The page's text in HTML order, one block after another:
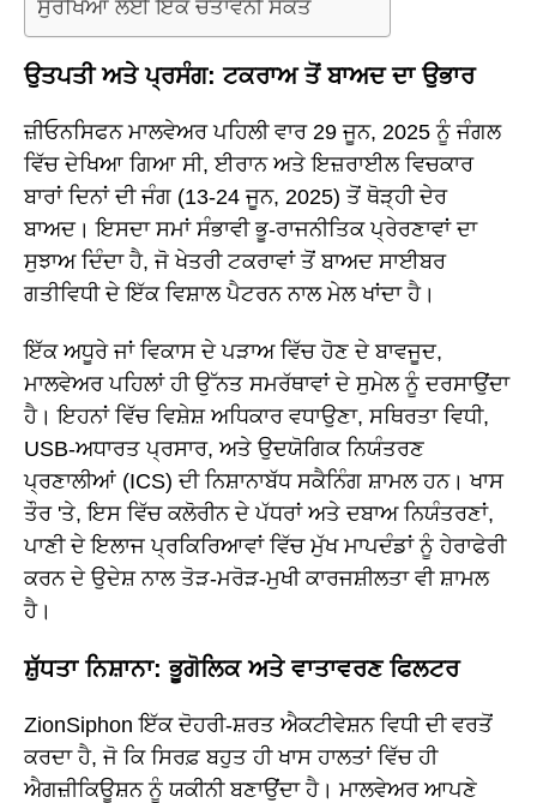
ਸੁਰੱਖਿਆ ਲਈ ਇੱਕ ਚੇਤਾਵਨੀ ਸੰਕੇਤ
ਉਤਪਤੀ ਅਤੇ ਪ੍ਰਸੰਗ: ਟਕਰਾਅ ਤੋਂ ਬਾਅਦ ਦਾ ਉਭਾਰ
ਜ਼ੀਓਨਸਿਫਨ ਮਾਲਵੇਅਰ ਪਹਿਲੀ ਵਾਰ 29 ਜੂਨ, 2025 ਨੂੰ ਜੰਗਲ
ਵਿੱਚ ਦੇਖਿਆ ਗਿਆ ਸੀ, ਈਰਾਨ ਅਤੇ ਇਜ਼ਰਾਈਲ ਵਿਚਕਾਰ
ਬਾਰਾਂ ਦਿਨਾਂ ਦੀ ਜੰਗ (13-24 ਜੂਨ, 2025) ਤੋਂ ਥੋੜ੍ਹੀ ਦੇਰ
ਬਾਅਦ। ਇਸਦਾ ਸਮਾਂ ਸੰਭਾਵੀ ਭੂ-ਰਾਜਨੀਤਿਕ ਪ੍ਰੇਰਣਾਵਾਂ ਦਾ
ਸੁਝਾਅ ਦਿੰਦਾ ਹੈ, ਜੋ ਖੇਤਰੀ ਟਕਰਾਵਾਂ ਤੋਂ ਬਾਅਦ ਸਾਈਬਰ
ਗਤੀਵਿਧੀ ਦੇ ਇੱਕ ਵਿਸ਼ਾਲ ਪੈਟਰਨ ਨਾਲ ਮੇਲ ਖਾਂਦਾ ਹੈ।
ਇੱਕ ਅਧੂਰੇ ਜਾਂ ਵਿਕਾਸ ਦੇ ਪੜਾਅ ਵਿੱਚ ਹੋਣ ਦੇ ਬਾਵਜੂਦ,
ਮਾਲਵੇਅਰ ਪਹਿਲਾਂ ਹੀ ਉੱਨਤ ਸਮਰੱਥਾਵਾਂ ਦੇ ਸੁਮੇਲ ਨੂੰ ਦਰਸਾਉਂਦਾ
ਹੈ। ਇਹਨਾਂ ਵਿੱਚ ਵਿਸ਼ੇਸ਼ ਅਧਿਕਾਰ ਵਧਾਉਣਾ, ਸਥਿਰਤਾ ਵਿਧੀ,
USB-ਅਧਾਰਤ ਪ੍ਰਸਾਰ, ਅਤੇ ਉਦਯੋਗਿਕ ਨਿਯੰਤਰਣ
ਪ੍ਰਣਾਲੀਆਂ (ICS) ਦੀ ਨਿਸ਼ਾਨਾਬੱਧ ਸਕੈਨਿੰਗ ਸ਼ਾਮਲ ਹਨ। ਖਾਸ
ਤੌਰ 'ਤੇ, ਇਸ ਵਿੱਚ ਕਲੋਰੀਨ ਦੇ ਪੱਧਰਾਂ ਅਤੇ ਦਬਾਅ ਨਿਯੰਤਰਣਾਂ,
ਪਾਣੀ ਦੇ ਇਲਾਜ ਪ੍ਰਕਿਰਿਆਵਾਂ ਵਿੱਚ ਮੁੱਖ ਮਾਪਦੰਡਾਂ ਨੂੰ ਹੇਰਾਫੇਰੀ
ਕਰਨ ਦੇ ਉਦੇਸ਼ ਨਾਲ ਤੋੜ-ਮਰੋੜ-ਮੁਖੀ ਕਾਰਜਸ਼ੀਲਤਾ ਵੀ ਸ਼ਾਮਲ
ਹੈ।
ਸ਼ੁੱਧਤਾ ਨਿਸ਼ਾਨਾ: ਭੂਗੋਲਿਕ ਅਤੇ ਵਾਤਾਵਰਣ ਫਿਲਟਰ
ZionSiphon ਇੱਕ ਦੋਹਰੀ-ਸ਼ਰਤ ਐਕਟੀਵੇਸ਼ਨ ਵਿਧੀ ਦੀ ਵਰਤੋਂ
ਕਰਦਾ ਹੈ, ਜੋ ਕਿ ਸਿਰਫ਼ ਬਹੁਤ ਹੀ ਖਾਸ ਹਾਲਤਾਂ ਵਿੱਚ ਹੀ
ਐਗਜ਼ੀਕਿਊਸ਼ਨ ਨੂੰ ਯਕੀਨੀ ਬਣਾਉਂਦਾ ਹੈ। ਮਾਲਵੇਅਰ ਆਪਣੇ